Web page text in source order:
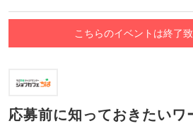
こちらのイベントは終了致
応募前に知っておきたい